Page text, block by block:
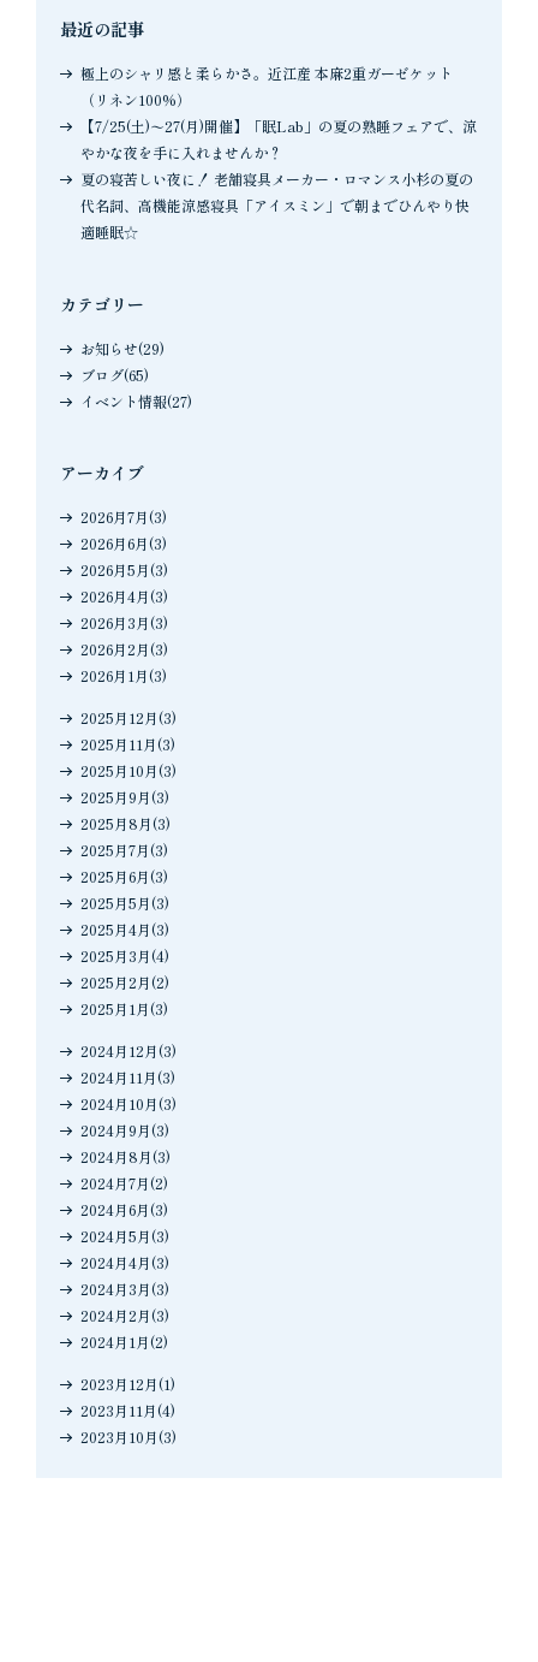
最近の記事
極上のシャリ感と柔らかさ。近江産 本麻2重ガーゼケット
（リネン100%）
【7/25(土)〜27(月)開催】「眠Lab」の夏の熟睡フェアで、涼
やかな夜を手に入れませんか？
夏の寝苦しい夜に！ 老舗寝具メーカー・ロマンス小杉の夏の
代名詞、高機能涼感寝具「アイスミン」で朝までひんやり快
適睡眠☆
カテゴリー
お知らせ(29)
ブログ(65)
イベント情報(27)
アーカイブ
2026月7月(3)
2026月6月(3)
2026月5月(3)
2026月4月(3)
2026月3月(3)
2026月2月(3)
2026月1月(3)
2025月12月(3)
2025月11月(3)
2025月10月(3)
2025月9月(3)
2025月8月(3)
2025月7月(3)
2025月6月(3)
2025月5月(3)
2025月4月(3)
2025月3月(4)
2025月2月(2)
2025月1月(3)
2024月12月(3)
2024月11月(3)
2024月10月(3)
2024月9月(3)
2024月8月(3)
2024月7月(2)
2024月6月(3)
2024月5月(3)
2024月4月(3)
2024月3月(3)
2024月2月(3)
2024月1月(2)
2023月12月(1)
2023月11月(4)
2023月10月(3)